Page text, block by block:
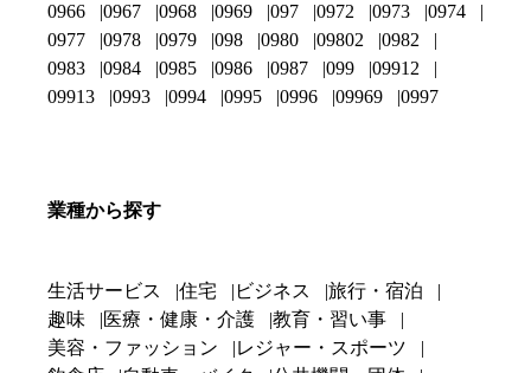
0966
0967 0968 0969 097 0972 0973
0974
0977
0978 0979 098 0980 09802
0982
0983
0984 0985 0986 0987 099
09912
09913
0993 0994 0995 0996 09969 0997
業種から探す
生活サービス 住宅 ビジネス
旅行・宿泊
趣味
医療・健康・介護
教育・習い事
美容・ファッション
レジャー・スポーツ